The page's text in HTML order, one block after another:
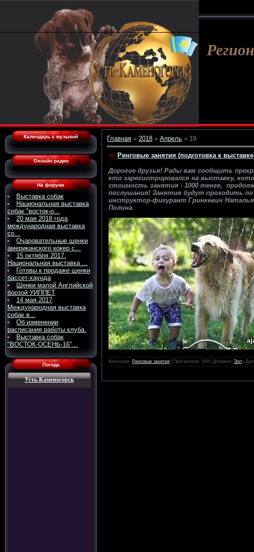
Календарь с музыкой
Онлайн радио
На форуме
Выставка собак
Национальная выставка
собак "восток-о...
20 мая 2018 года
международная выставка
со...
Очаровательные щенки
американского кокер с...
15 октября 2017.
Национальная выставка ...
Готовы к продаже щенки
бассет-хаунда
Щенки малой Английской
борзой УИППЕТ
14 мая 2017
Международная выставка
собак в...
Об изменении
расписания работы клуба.
Выставка собак
"ВОСТОК-ОСЕНЬ-16"...
Погода
Усть-Каменогорск
Главная » 2018 » Апрель » 19
Ринговые занятия (подготовка к
Дорогие друзья! Рады вам сообщить
кто зарегистрировался на выставку,
стоимость занятия - 1000 тенге,
послушания! Занятия будут проходить
инструктор-фигурант Гринкевич
Полина.
Категория: Ринговые занятия | Просмотров: 508 | Добавил: Элл |